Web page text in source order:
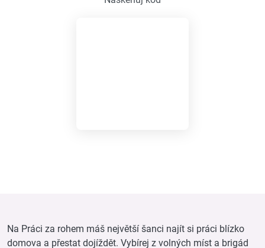
Na Práci za rohem máš největší šanci najít si práci blízko
domova a přestat dojíždět. Vybírej z volných míst a brigád